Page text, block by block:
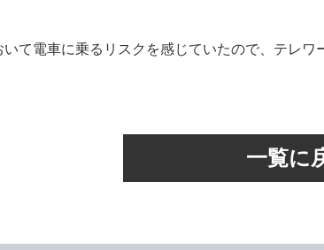
いて電車に乗るリスクを感じていたので、テレワ
一覧に